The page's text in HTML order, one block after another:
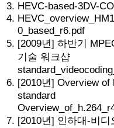
HEVC-based-3DV-
0_based_r6.pdf
[2009년] 하반기
기술 워크샵
[2010년] Overview of
standard
[2010년] 인하대-비디